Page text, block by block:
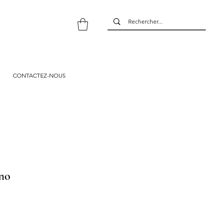
CONTACTEZ-NOUS